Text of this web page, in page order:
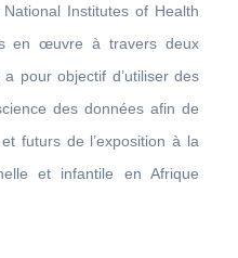
Institutes of Health
en œuvre à travers deux
pour objectif d’utiliser des
des données afin de
futurs de l’exposition à la
et infantile en Afrique